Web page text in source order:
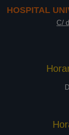
HOSPITAL
C/